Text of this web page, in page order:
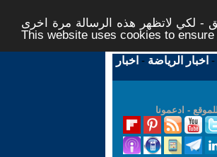
- لكي لاتظهر هذه الرسالة مرة اخرى -
This website uses cookies to
- اخبار الرياضة - اخبار
للموقع - ادعمونا